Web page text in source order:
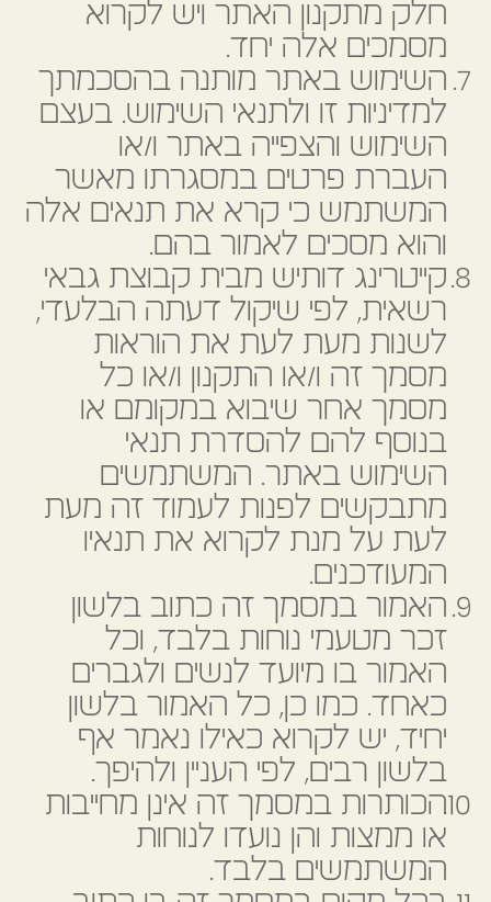
חלק מתקנון האתר ויש לקרוא
מסמכים אלה יחד.
השימוש באתר מותנה בהסכמתך
למדיניות זו ולתנאי השימוש. בעצם
השימוש והצפייה באתר ו/או
העברת פרטים במסגרתו מאשר
המשתמש כי קרא את תנאים אלה
והוא מסכים לאמור בהם.
קייטרינג דותיש מבית קבוצת גבאי
רשאית, לפי שיקול דעתה הבלעדי,
לשנות מעת לעת את הוראות
מסמך זה ו/או התקנון ו/או כל
מסמך אחר שיבוא במקומם או
בנוסף להם להסדרת תנאי
השימוש באתר. המשתמשים
מתבקשים לפנות לעמוד זה מעת
לעת על מנת לקרוא את תנאיו
המעודכנים.
האמור במסמך זה כתוב בלשון
זכר מטעמי נוחות בלבד, וכל
האמור בו מיועד לנשים ולגברים
כאחד. כמו כן, כל האמור בלשון
יחיד, יש לקרוא כאילו נאמר אף
בלשון רבים, לפי העניין ולהיפך.
הכותרות במסמך זה אינן מחייבות
או ממצות והן נועדו לנוחות
המשתמשים בלבד.